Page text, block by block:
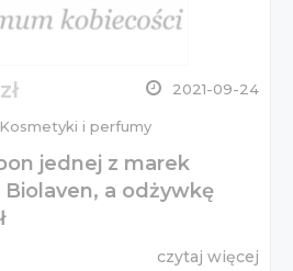
2021-09-24
Kosmetyki i perfumy
jednej z marek
Biolaven, a odżywkę
czytaj więcej